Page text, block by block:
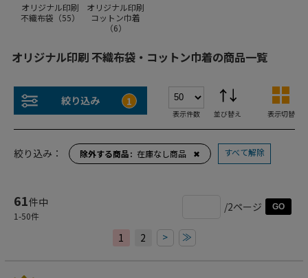
オリジナル印刷
不織布袋（55）
オリジナル印刷
コットン巾着
（6）
オリジナル印刷 不織布袋・コットン巾着の商品一覧
絞り込み 1
表示件数 並び替え 表示切替
絞り込み： 除外する商品 在庫なし商品 ✖ すべて解除
61件中
1-50件
/2ページ GO
1 2 > ≫